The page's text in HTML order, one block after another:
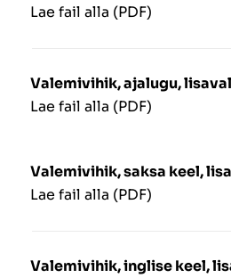
Lae fail alla (PDF)
Valemivihik, ajalugu,
Lae fail alla (PDF)
Valemivihik, saksa keel,
Lae fail alla (PDF)
Valemivihik, inglise keel,